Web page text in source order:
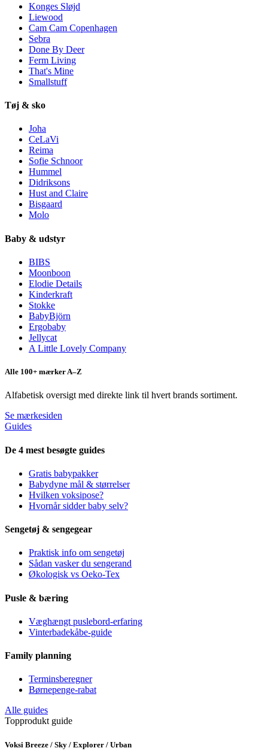
Konges Sløjd
Liewood
Cam Cam Copenhagen
Sebra
Done By Deer
Ferm Living
That's Mine
Smallstuff
Tøj & sko
Joha
CeLaVi
Reima
Sofie Schnoor
Hummel
Didriksons
Hust and Claire
Bisgaard
Molo
Baby & udstyr
BIBS
Moonboon
Elodie Details
Kinderkraft
Stokke
BabyBjörn
Ergobaby
Jellycat
A Little Lovely Company
Alle 100+ mærker A–Z
Alfabetisk oversigt med direkte link til hvert brands sortiment.
Se mærkesiden
Guides
De 4 mest besøgte guides
Gratis babypakker
Babydyne mål & størrelser
Hvilken voksipose?
Hvornår sidder baby selv?
Sengetøj & sengegear
Praktisk info om sengetøj
Sådan vasker du sengerand
Økologisk vs Oeko-Tex
Pusle & bæring
Væghængt puslebord-erfaring
Vinterbadekåbe-guide
Family planning
Terminsberegner
Børnepenge-rabat
Alle guides
Topprodukt guide
Voksi Breeze / Sky / Explorer / Urban